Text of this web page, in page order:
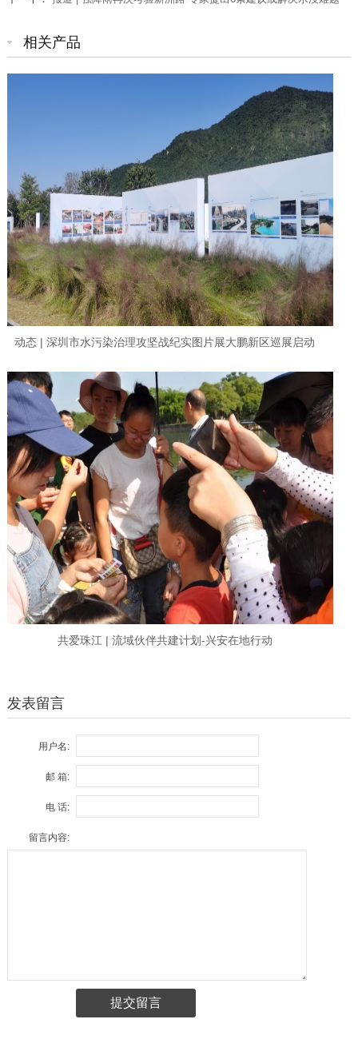
相关产品
动态 | 深圳市水污染治理攻坚战纪实图片展大鹏新区巡展启动
共爱珠江 | 流域伙伴共建计划-兴安在地行动
发表留言
用户名:
邮 箱:
电 话:
留言内容: